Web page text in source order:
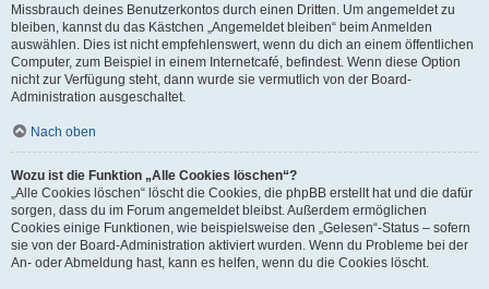
Missbrauch deines Benutzerkontos durch einen Dritten. Um angemeldet zu
bleiben, kannst du das Kästchen „Angemeldet bleiben“ beim Anmelden
auswählen. Dies ist nicht empfehlenswert, wenn du dich an einem öffentlichen
Computer, zum Beispiel in einem Internetcafé, befindest. Wenn diese Option
nicht zur Verfügung steht, dann wurde sie vermutlich von der Board-
Administration ausgeschaltet.
Nach oben
Wozu ist die Funktion „Alle Cookies löschen“?
„Alle Cookies löschen“ löscht die Cookies, die phpBB erstellt hat und die dafür
sorgen, dass du im Forum angemeldet bleibst. Außerdem ermöglichen
Cookies einige Funktionen, wie beispielsweise den „Gelesen“-Status – sofern
sie von der Board-Administration aktiviert wurden. Wenn du Probleme bei der
An- oder Abmeldung hast, kann es helfen, wenn du die Cookies löscht.